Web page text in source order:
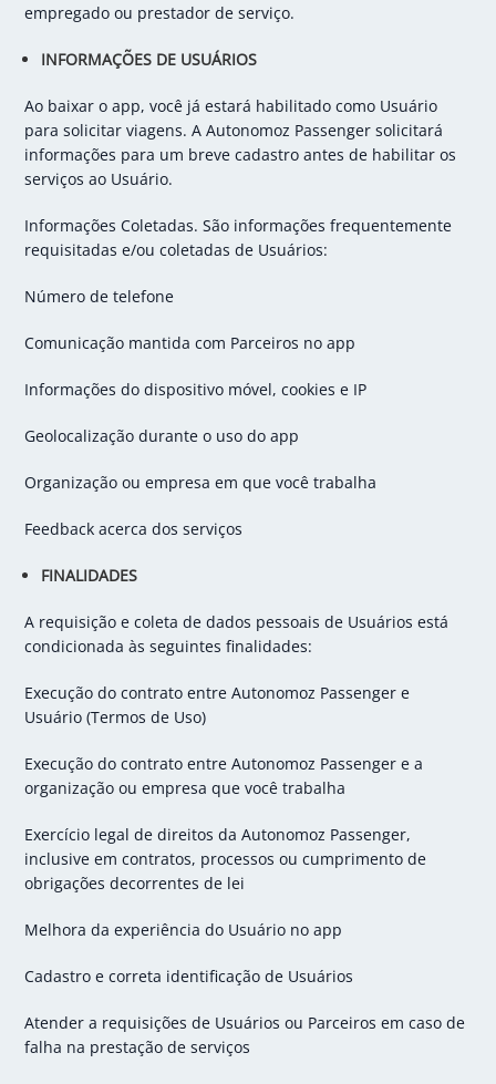
empregado ou prestador de serviço.
INFORMAÇÕES DE USUÁRIOS
Ao baixar o app, você já estará habilitado como Usuário
para solicitar viagens. A Autonomoz Passenger solicitará
informações para um breve cadastro antes de habilitar os
serviços ao Usuário.
Informações Coletadas. São informações frequentemente
requisitadas e/ou coletadas de Usuários:
Número de telefone
Comunicação mantida com Parceiros no app
Informações do dispositivo móvel, cookies e IP
Geolocalização durante o uso do app
Organização ou empresa em que você trabalha
Feedback acerca dos serviços
FINALIDADES
A requisição e coleta de dados pessoais de Usuários está
condicionada às seguintes finalidades:
Execução do contrato entre Autonomoz Passenger e
Usuário (Termos de Uso)
Execução do contrato entre Autonomoz Passenger e a
organização ou empresa que você trabalha
Exercício legal de direitos da Autonomoz Passenger,
inclusive em contratos, processos ou cumprimento de
obrigações decorrentes de lei
Melhora da experiência do Usuário no app
Cadastro e correta identificação de Usuários
Atender a requisições de Usuários ou Parceiros em caso de
falha na prestação de serviços